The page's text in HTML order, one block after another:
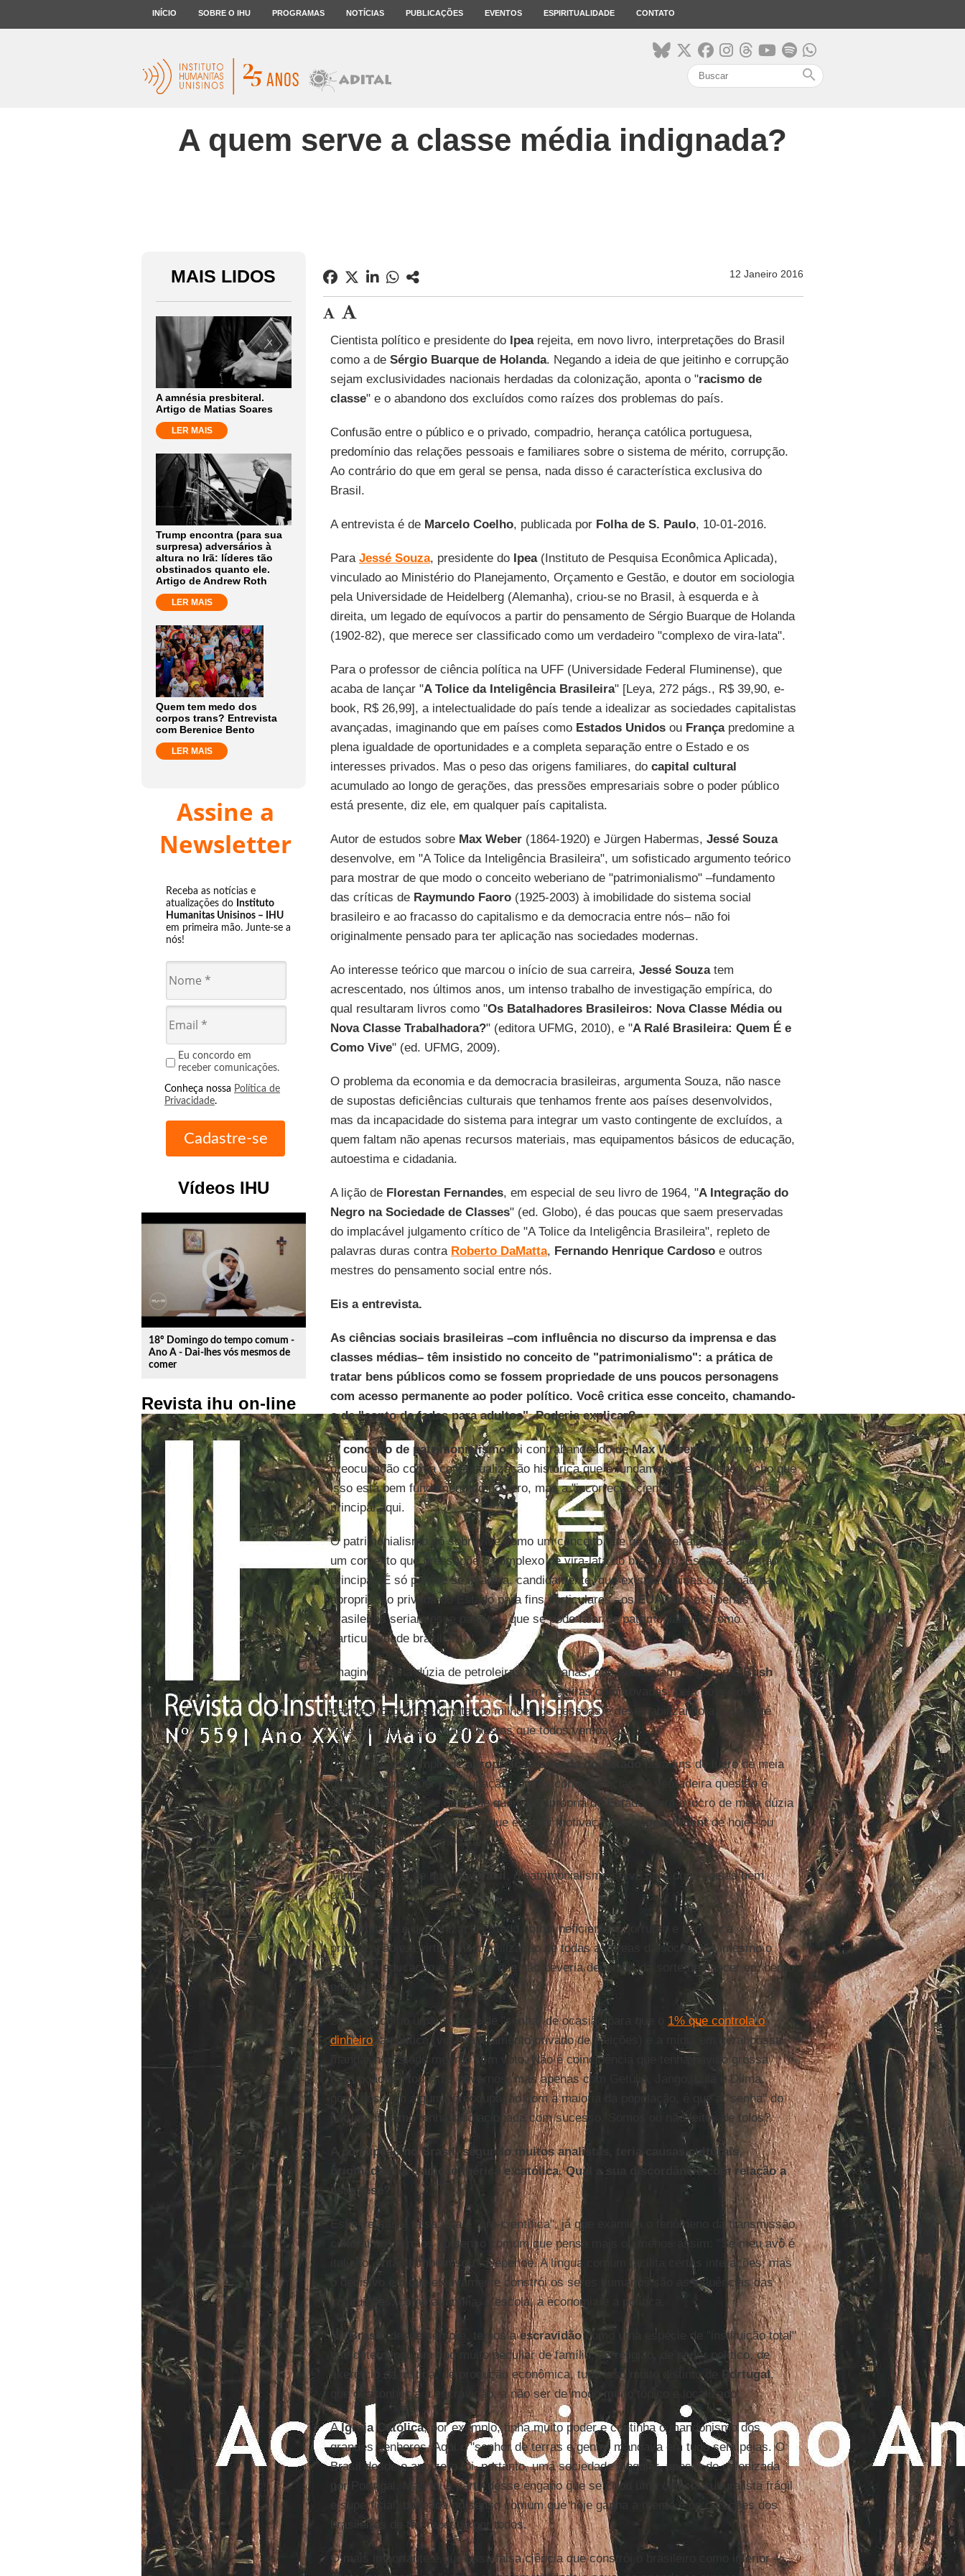
INÍCIO SOBRE O IHU PROGRAMAS NOTÍCIAS PUBLICAÇÕES EVENTOS ESPIRITUALIDADE CONTATO
search
A quem serve a classe média indignada?
MAIS LIDOS
A amnésia presbiteral.
Artigo de Matias Soares
LER MAIS
Trump encontra (para sua
surpresa) adversários à
altura no Irã: líderes tão
obstinados quanto ele.
Artigo de Andrew Roth
LER MAIS
Quem tem medo dos
corpos trans? Entrevista
com Berenice Bento
LER MAIS
Assine a
Newsletter
Receba as notícias e
atualizações do Instituto
Humanitas Unisinos – IHU
em primeira mão. Junte-se a
nós!
Eu concordo em
receber comunicações.
Conheça nossa Política de
Privacidade.
Vídeos IHU
play_circle_outline
18º Domingo do tempo comum -
Ano A - Dai-lhes vós mesmos de
comer
Revista ihu on-line
12 Janeiro 2016
Cientista político e presidente doIpearejeita, em novo livro, interpretações do Brasil
como a de Sérgio Buarque de Holanda. Negando a ideia de que jeitinho e corrupção
sejam exclusividades nacionais herdadas da colonização, aponta o "racismo de
classe" e o abandono dos excluídos como raízes dos problemas do país.
Confusão entre o público e o privado, compadrio, herança católica portuguesa,
predomínio das relações pessoais e familiares sobre o sistema de mérito, corrupção.
Ao contrário do que em geral se pensa, nada disso é característica exclusiva do
Brasil.
A entrevista é de Marcelo Coelho, publicada por Folha de S. Paulo, 10-01-2016.
Para Jessé Souza, presidente do Ipea(Instituto de Pesquisa Econômica Aplicada),
vinculado ao Ministério do Planejamento, Orçamento e Gestão, e doutor em sociologia
pela Universidade de Heidelberg (Alemanha), criou-se no Brasil, à esquerda e à
direita, um legado de equívocos a partir do pensamento de Sérgio Buarque de Holanda
(1902-82), que merece ser classificado como um verdadeiro "complexo de vira-lata".
Para o professor de ciência política na UFF (Universidade Federal Fluminense), que
acaba de lançar "A Tolice da Inteligência Brasileira" [Leya, 272 págs., R$ 39,90, e-
book, R$ 26,99], a intelectualidade do país tende a idealizar as sociedades capitalistas
avançadas, imaginando que em países como Estados Unidosou Françapredomine a
plena igualdade de oportunidades e a completa separação entre o Estado e os
interesses privados. Mas o peso das origens familiares, do capital cultural
acumulado ao longo de gerações, das pressões empresariais sobre o poder público
está presente, diz ele, em qualquer país capitalista.
Autor de estudos sobre Max Weber (1864-1920) e Jürgen Habermas, Jessé Souza
desenvolve, em "A Tolice da Inteligência Brasileira", um sofisticado argumento teórico
para mostrar de que modo o conceito weberiano de "patrimonialismo" –fundamento
das críticas de Raymundo Faoro(1925-2003) à imobilidade do sistema social
brasileiro e ao fracasso do capitalismo e da democracia entre nós– não foi
originalmente pensado para ter aplicação nas sociedades modernas.
Ao interesse teórico que marcou o início de sua carreira, Jessé Souzatem
acrescentado, nos últimos anos, um intenso trabalho de investigação empírica, do
qual resultaram livros como "Os Batalhadores Brasileiros: Nova Classe Média ou
Nova Classe Trabalhadora?" (editora UFMG, 2010), e "A Ralé Brasileira: Quem É e
Como Vive" (ed. UFMG, 2009).
O problema da economia e da democracia brasileiras, argumenta Souza, não nasce
de supostas deficiências culturais que tenhamos frente aos países desenvolvidos,
mas da incapacidade do sistema para integrar um vasto contingente de excluídos, a
quem faltam não apenas recursos materiais, mas equipamentos básicos de educação,
autoestima e cidadania.
A lição deFlorestan Fernandes, em especial de seu livro de 1964, "A Integração do
Negro na Sociedade de Classes" (ed. Globo), é das poucas que saem preservadas
do implacável julgamento crítico de "A Tolice da Inteligência Brasileira", repleto de
palavras duras contra Roberto DaMatta, Fernando Henrique Cardosoe outros
mestres do pensamento social entre nós.
Eis a entrevista.
As ciências sociais brasileiras –com influência no discurso da imprensa e das
classes médias– têm insistido no conceito de "patrimonialismo": a prática de
tratar bens públicos como se fossem propriedade de uns poucos personagens
com acesso permanente ao poder político. Você critica esse conceito, chamando-
o de "conto de fadas para adultos". Poderia explicar?
O conceito de patrimonialismofoi contrabandeado deMax Webersem a menor
preocupação com a contextualização histórica que é fundamental em Weber. Acho que
isso está bem fundamentado no livro, mas a "incorreção científica" não é a questão
principal aqui.
O patrimonialismo só sobrevive como um conceito que quer dizer alguma coisa em
um contexto que pressupõe o complexo de vira-lata do brasileiro. Essa é a questão
principal. É só porque se imagina, candidamente, que existam países onde não há a
apropriação privada do Estado para fins particulares –os EUApara os liberais
brasileiros seriam esse paraíso– que se pode falar de patrimonialismo como
particularidade brasileira.
Imagine a meia dúzia de petroleiras americanas, que mandavam no governoBush
filho, atacando oIraque, com base em mentiras comprovadas, pela posse do
petróleo. E com isso matando milhões de pessoas e desestabilizando a região até
hoje com consequências funestas que todos vemos.
Quer melhor exemplo deapropriação privada do Estado
para fins de lucro de meia
dúzia sem qualquer preocupação com as consequências? A verdadeira questão é
sempre em nome de que e de quem se apropria do Estado: para o lucro de meia dúzia
–como foi a regra no Brasil e que é a real motivação do impeachmentde hoje– ou
para a maioria da sociedade.
Minha tese é a de que, noBrasil , o patrimonialismo serve para duas coisas bem
práticas:
1) A primeira é demonizar o Estado como ineficiente e corrupto e permitir a
privatização e a virtual mercantilização de todas as áreas da sociedade, mesmo o
acesso à educação e à saúde, que não deveria depender da sorte de nascer em berço
privilegiado;
2) Serve como uma espécie de "senha" de ocasião para que o 1% que controla o
dinheiro, a política (via financiamento privado de eleições) e a mídia em geral possa
mandar no Estado mesmo sem voto. Não é coincidência que tenha havido grossa
corrupção em todos os governos, mas apenas com Getúlio, Jango, Lula e Dilma,
governos com alguma preocupação com a maioria da população, é que a "senha" do
patrimonialismo tenha sido acionada com sucesso. Somos ou não feitos de tolos?
A corrupção no Brasil, segundo muitos analistas, teria causas culturais,
originadas na tradição ibérica e católica. Qual a sua discordância com relação a
essa tese?
Essa versão é falsa. Ela é "pré-científica", já que examina o fenômeno da transmissão
cultural nos termos do senso comum que pensa mais ou menos assim: "Se meu avô é
italiano, então também sou". Depende. A língua comum facilita certas interações, mas
o decisivo e o que efetivamente constrói os seres humanos são as influências das
instituições, como a família, a escola, a economia e a política.
NoBrasil , desde sempre, temos aescravidãocomo uma espécie de "instituição total"
que determinou um tipo muito peculiar de família, de religião, de poder político, de
exercício da justiça, de produção econômica, tudo isso muito distinto de
Portugal,
que desconhecia a escravidão, a não ser de modo muito tópico e localizado.
AIgreja Católica, por exemplo, tinha muito poder e continha o mandonismo dos
grandes senhores. Aqui o "senhor de terras e gente" mandava em tudo sem peias. O
Brasil desde o ano zero foi, portanto, uma sociedade singular, apesar de colonizada
por Portugal. Mas foi a partir desse engano que se criou uma ciência culturalista frágil
e superficial, baseada no senso comum que hoje ganha a mente e os corações dos
brasileiros de tão repetida por todos.
O mais importante é que essa falsa ciência que constrói o brasileiro como inferior –